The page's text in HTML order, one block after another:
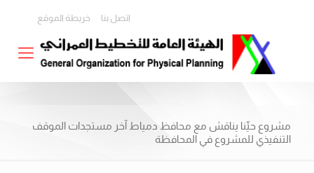
اتصل بنا خريطة الموقع
مشروع حيِّنا يناقش مع محافظ دمياط آخر مستجدات الموقف
التنفيذي للمشروع في المحافظة